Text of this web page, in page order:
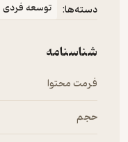
دسته‌ها:
توسعه فردی
شناسنامه
فرمت محتوا
حجم